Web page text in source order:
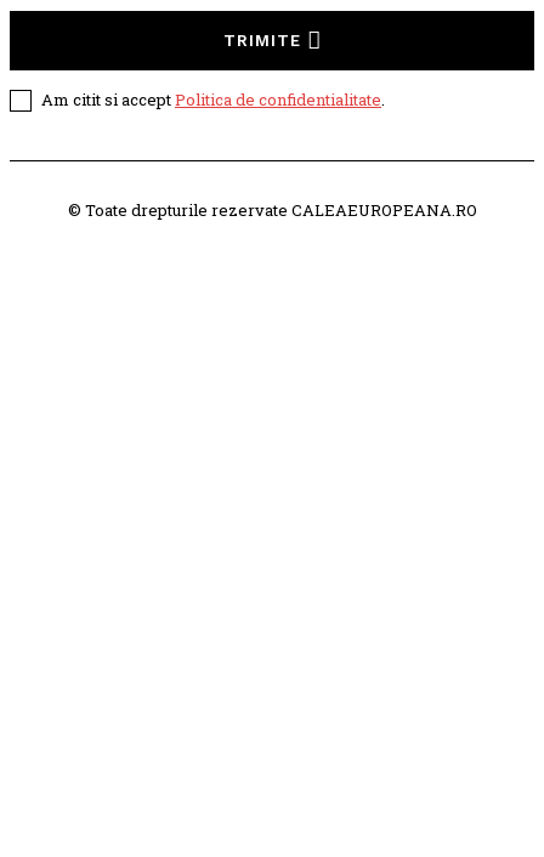
TRIMITE
Am citit si acceptPolitica de confidentialitate.
© Toate drepturile rezervate CALEAEUROPEANA.RO